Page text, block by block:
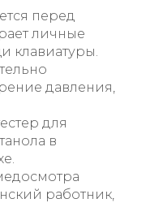
перед
личные
клавиатуры.
давления,
для
в
работник,